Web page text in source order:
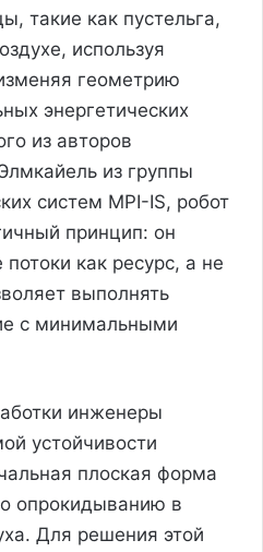
такие как пустельга,
используя
геометрию
энергетических
из авторов
из группы
систем MPI-IS, робот
принцип: он
как ресурс, а не
выполнять
с минимальными
инженеры
устойчивости
плоская форма
опрокидыванию в
Для решения этой